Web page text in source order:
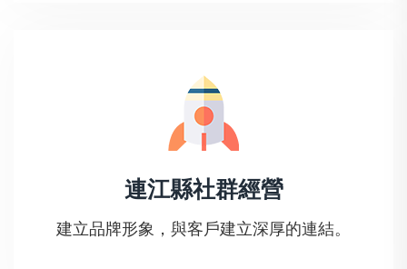
連江縣社群經營
建立品牌形象，與客戶建立深厚的連結。